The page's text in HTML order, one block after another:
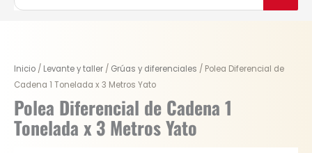
Inicio / Levante y taller / Grúas y diferenciales / Polea Diferencial de
Cadena 1 Tonelada x 3 Metros Yato
Polea Diferencial de Cadena 1
Tonelada x 3 Metros Yato
Original
price
was:
$ 722.900.
Current
price
is:
$ 542.175.
Polea
Diferencial
de
Cadena